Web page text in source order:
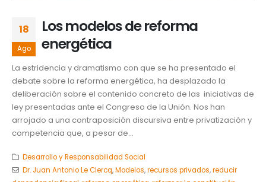
18
Ago
Los modelos de reforma
energética
La estridencia y dramatismo con que se ha presentado el
debate sobre la reforma energética, ha desplazado la
deliberación sobre el contenido concreto de las iniciativas de
ley presentadas ante el Congreso de la Unión. Nos han
arrojado a una contraposición discursiva entre privatización y
competencia que, a pesar de...
Desarrollo y Responsabilidad Social
Dr. Juan Antonio Le Clercq,Modelos,recursos privados,reducir